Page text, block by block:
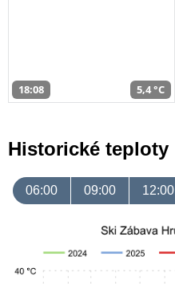
18:08 5,4 °C
Historické teploty
06:00 09:00 12:00